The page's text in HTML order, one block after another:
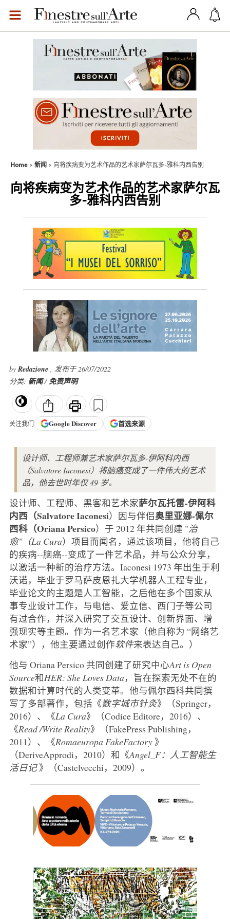
Home 新闻 向将疾病变为艺术作品的艺术家萨尔瓦多-雅科内西告别
向将疾病变为艺术作品的艺术家萨尔瓦
多-雅科内西告别
byRedazione , 发布于 26/07/2022
分类: 新闻/免责声明
关注我们 GoogleDiscover 首选来源
设计师、工程师兼艺术家萨尔瓦多-伊阿科内西
（Salvatore Iaconesi）将脑癌变成了一件伟大的艺术
品，他去世时年仅 49 岁。
设计师、工程师、黑客和艺术家萨尔瓦托雷-伊阿科
内西（Salvatore Iaconesi）因与伴侣奥里亚娜-佩尔
西科（Oriana Persico）于 2012 年共同创建 "治
愈"（La Cura）项目而闻名，通过该项目，他将自己
的疾病--脑癌--变成了一件艺术品，并与公众分享，
以激活一种新的治疗方法。Iaconesi 1973 年出生于利
沃诺，毕业于罗马萨皮恩扎大学机器人工程专业，
毕业论文的主题是人工智能，之后他在多个国家从
事专业设计工作，与电信、爱立信、西门子等公司
有过合作，并深入研究了交互设计、创新界面、增
强现实等主题。作为一名艺术家（他自称为 “网络艺
术家”），他主要通过创作软件来表达自己。）
他与 Oriana Persico 共同创建了研究中心Art is Open
Source和HER: She Loves Data，旨在探索无处不在的
数据和计算时代的人类变革。他与佩尔西科共同撰
写了多部著作，包括《数字城市针灸》（Springer，
2016）、《La Cura》（Codice Editore，2016）、
《Read/Write Reality》（FakePress Publishing，
2011）、《Romaeuropa FakeFactory》
（DeriveApprodi，2010）和《Angel_F：人工智能生
活日记》（Castelvecchi，2009）。